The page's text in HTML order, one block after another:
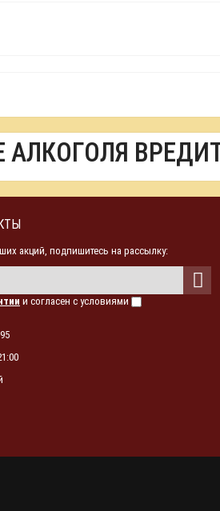
АЛКОГОЛЯ
акций, подпишитесь на рассылку:
и согласен с условиями